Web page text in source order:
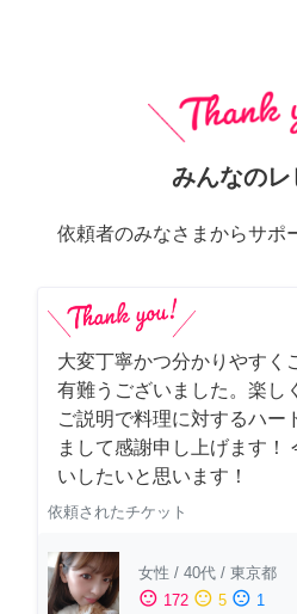
みんなのレ
依頼者のみなさまからサポ
大変丁寧かつ分かりやすく
有難うございました。楽し
ご説明で料理に対するハー
まして感謝申し上げます！
いしたいと思います！
依頼されたチケット
女性 / 40代 / 東京都
sentiment_satisfied 172 sentiment_neutral 5 sentiment_dissatisfied 1